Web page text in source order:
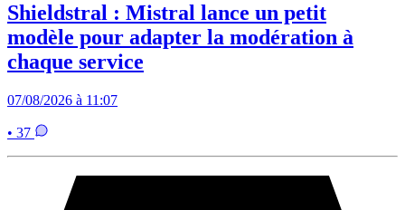
Shieldstral : Mistral lance un petit
modèle pour adapter la modération à
chaque service
07/08/2026 à 11:07
• 37